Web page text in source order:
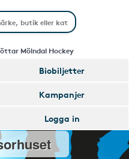
Mölndal Hockey
Biobiljetter
Kampanjer
Logga in